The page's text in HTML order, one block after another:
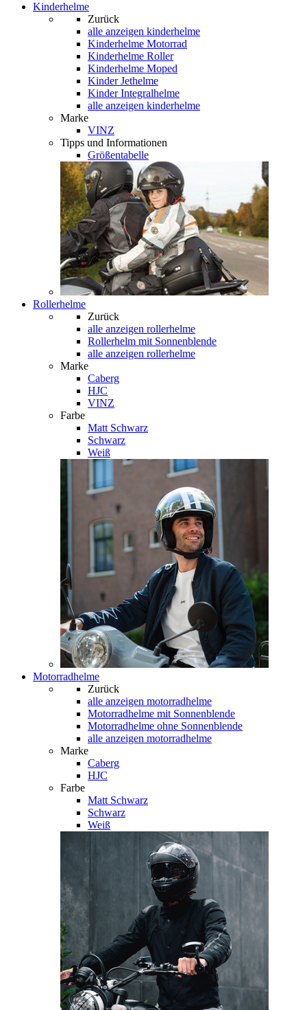
Kinderhelme
Zurück
alle anzeigen kinderhelme
Kinderhelme Motorrad
Kinderhelme Roller
Kinderhelme Moped
Kinder Jethelme
Kinder Integralhelme
alle anzeigen kinderhelme
Marke
VINZ
Tipps und Informationen
Größentabelle
Rollerhelme
Zurück
alle anzeigen rollerhelme
Rollerhelm mit Sonnenblende
alle anzeigen rollerhelme
Marke
Caberg
HJC
VINZ
Farbe
Matt Schwarz
Schwarz
Weiß
Motorradhelme
Zurück
alle anzeigen motorradhelme
Motorradhelme mit Sonnenblende
Motorradhelme ohne Sonnenblende
alle anzeigen motorradhelme
Marke
Caberg
HJC
Farbe
Matt Schwarz
Schwarz
Weiß